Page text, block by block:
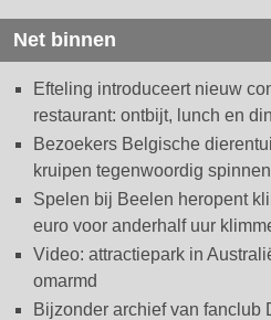
Net binnen
Efteling introduceert nieuw
restaurant: ontbijt, lunch en
Bezoekers Belgische
kruipen tegenwoordig
Spelen bij Beelen heropent
euro voor anderhalf uur
Video: attractiepark in
omarmd
Bijzonder archief van fanclub